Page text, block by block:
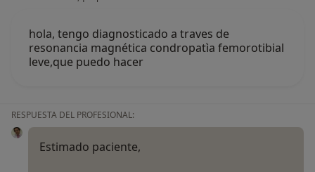
hola, tengo diagnosticado a traves de
resonancia magnética condropatìa femorotibial
leve,que puedo hacer
RESPUESTA DEL PROFESIONAL:
Estimado paciente,